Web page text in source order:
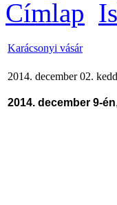
Címlap
Karácsonyi vásár
2014. december 02.
2014. december 9-én